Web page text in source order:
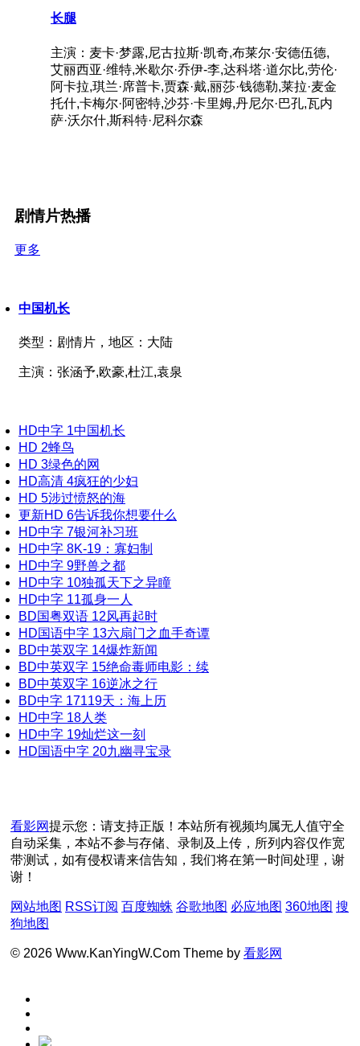
长腿
主演：麦卡·梦露,尼古拉斯·凯奇,布莱尔·安德伍德,
艾丽西亚·维特,米歇尔·乔伊-李,达科塔·道尔比,劳伦·
阿卡拉,琪兰·席普卡,贾森·戴,丽莎·钱德勒,莱拉·麦金
托什,卡梅尔·阿密特,沙芬·卡里姆,丹尼尔·巴孔,瓦内
萨·沃尔什,斯科特·尼科尔森
剧情片热播
更多
中国机长
类型： 剧情片， 地区： 大陆
主演： 张涵予,欧豪,杜江,袁泉
HD中字 1中国机长
HD 2蜂鸟
HD 3绿色的网
HD高清 4疯狂的少妇
HD 5涉过愤怒的海
更新HD 6告诉我你想要什么
HD中字 7银河补习班
HD中字 8K-19：寡妇制
HD中字 9野兽之都
HD中字 10独孤天下之异瞳
HD中字 11孤身一人
BD国粤双语 12风再起时
HD国语中字 13六扇门之血手奇谭
BD中英双字 14爆炸新闻
BD中英双字 15绝命毒师电影：续
BD中英双字 16逆冰之行
BD中字 17119天：海上历
HD中字 18人类
HD中字 19灿烂这一刻
HD国语中字 20九幽寻宝录
看影网提示您：请支持正版！本站所有视频均属无人值守全
自动采集，本站不参与存储、录制及上传，所列内容仅作宽
带测试，如有侵权请来信告知，我们将在第一时间处理，谢
谢！
网站地图 RSS订阅 百度蜘蛛 谷歌地图 必应地图 360地图 搜
狗地图
© 2026 Www.KanYingW.Com Theme by 看影网